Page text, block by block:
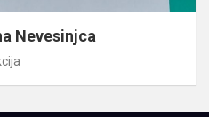
Nevesinjca